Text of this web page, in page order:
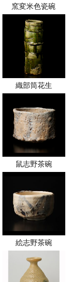
窯変米色瓷碗
織部筒花生
鼠志野茶碗
絵志野茶碗